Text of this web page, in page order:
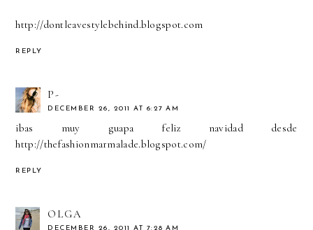
http://dontleavestylebehind.blogspot.com
REPLY
P-
DECEMBER 26, 2011 AT 6:27 AM
ibas muy guapa feliz navidad desde
http://thefashionmarmalade.blogspot.com/
REPLY
OLGA
DECEMBER 26, 2011 AT 7:28 AM